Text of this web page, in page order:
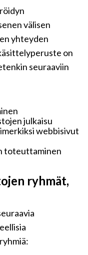
välisen
yhteyden
on
seuraaviin
julkaisu
webbisivut
toteuttaminen
ryhmät,